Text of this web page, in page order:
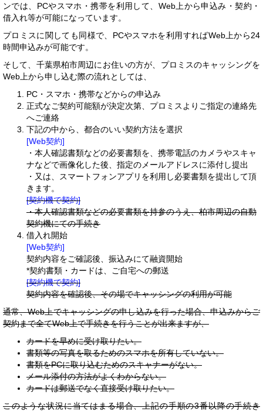
ンでは、PCやスマホ・携帯を利用して、Web上から申込み・契約・
借入れ等が可能になっています。
プロミスに関しても同様で、PCやスマホを利用すればWeb上から24
時間申込みが可能です。
そして、千葉県柏市周辺にお住いの方が、プロミスのキャッシングを
Web上から申し込む際の流れとしては、
PC・スマホ・携帯などからの申込み
正式なご契約可能額が決定次第、プロミスよりご指定の連絡先
へご連絡
下記の中から、都合のいい契約方法を選択
[Web契約]
・本人確認書類などの必要書類を、携帯電話のカメラやスキャ
ナなどで画像化した後、指定のメールアドレスに添付し提出
・又は、スマートフォンアプリを利用し必要書類を提出して頂
きます。
[契約機で契約]
・本人確認書類などの必要書類を持参のうえ、柏市周辺の自動
契約機にての手続き
借入れ開始
[Web契約]
契約内容をご確認後、振込みにて融資開始
*契約書類・カードは、ご自宅への郵送
[契約機で契約]
契約内容を確認後、その場でキャッシングの利用が可能
通常、Web上でキャッシングの申し込みを行った場合、申込みからご
契約まで全てWeb上で手続きを行うことが出来ますが、
カードを早めに受け取りたい。
書類等の写真を取るためのスマホを所有していない。
書類をPCに取り込むためのスキャナーがない。
メール添付の方法がよくわからない。
カードは郵送でなく直接受け取りたい。
このような状況に当てはまる場合、上記の手順の3番以降の手続き